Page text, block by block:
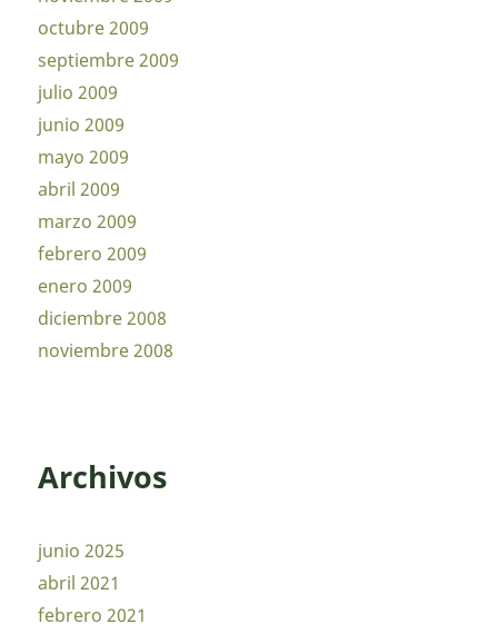
octubre 2009
septiembre 2009
julio 2009
junio 2009
mayo 2009
abril 2009
marzo 2009
febrero 2009
enero 2009
diciembre 2008
noviembre 2008
Archivos
junio 2025
abril 2021
febrero 2021